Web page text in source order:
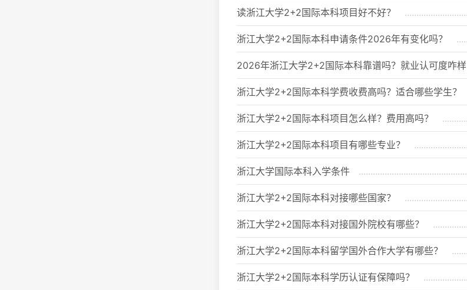
读浙江大学2+2国际本科项目好不好？
浙江大学2+2国际本科申请条件2026年有变化吗？
2026年浙江大学2+2国际本科靠谱吗？就业认可度咋样
浙江大学2+2国际本科学费收费高吗？适合哪些学生？
浙江大学2+2国际本科项目怎么样？费用高吗？
浙江大学2+2国际本科项目有哪些专业？
浙江大学国际本科入学条件
浙江大学2+2国际本科对接哪些国家？
浙江大学2+2国际本科对接国外院校有哪些？
浙江大学2+2国际本科留学国外合作大学有哪些？
浙江大学2+2国际本科学历认证有保障吗？